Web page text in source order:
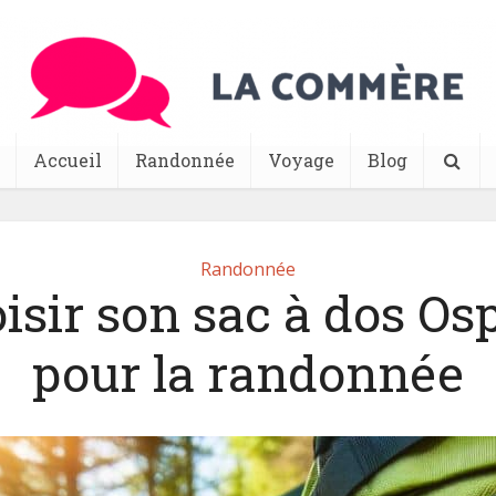
Accueil Randonnée Voyage Blog
Randonnée
son sac à dos
pour la randonnée